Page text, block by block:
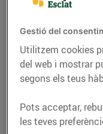
CONSELLS I
Gestió del
Utilitzem cookies
del web i mostrar
segons els teus
Pots acceptar,
les teves